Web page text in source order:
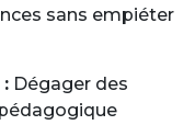
sans empiéter
Dégager des